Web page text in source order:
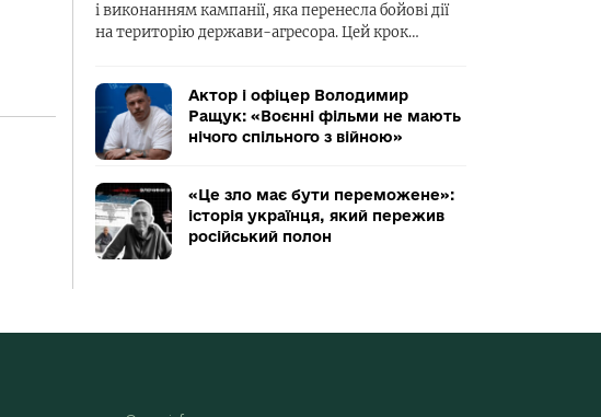
і виконанням кампанії, яка перенесла бойові дії
на територію держави-агресора. Цей крок…
Актор і офіцер Володимир
Ращук: «Воєнні фільми не мають
нічого спільного з війною»
«Це зло має бути переможене»:
історія українця, який пережив
російський полон